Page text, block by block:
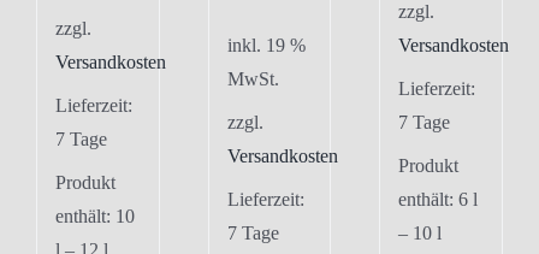
zzgl.
Versandkosten
Lieferzeit:
7 Tage
Produkt
enthält: 10
inkl. 19 %
MwSt.
zzgl.
Versandkosten
Lieferzeit:
7 Tage
zzgl.
Versandkosten
Lieferzeit:
7 Tage
Produkt
enthält: 6l
– 10l